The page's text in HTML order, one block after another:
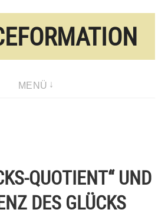
MENÜ
QUOTIENT“ UND
DES GLÜCKS